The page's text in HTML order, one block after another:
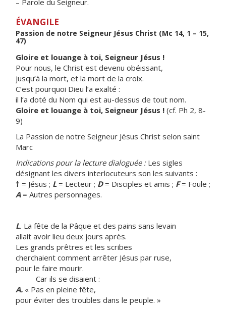
– Parole du Seigneur.
ÉVANGILE
Passion de notre Seigneur Jésus Christ (Mc 14, 1 – 15,
47)
Gloire et louange à toi, Seigneur Jésus !
Pour nous, le Christ est devenu obéissant,
jusqu’à la mort, et la mort de la croix.
C’est pourquoi Dieu l’a exalté :
il l’a doté du Nom qui est au-dessus de tout nom.
Gloire et louange à toi, Seigneur Jésus ! (cf. Ph 2, 8-
9)
La Passion de notre Seigneur Jésus Christ selon saint
Marc
Indications pour la lecture dialoguée : Les sigles
désignant les divers interlocuteurs son les suivants :
† = Jésus ; L = Lecteur ; D= Disciples et amis ; F = Foule ;
A = Autres personnages.
L. La fête de la Pâque et des pains sans levain
allait avoir lieu deux jours après.
Les grands prêtres et les scribes
cherchaient comment arrêter Jésus par ruse,
pour le faire mourir.
Car ils se disaient :
A. « Pas en pleine fête,
pour éviter des troubles dans le peuple. »